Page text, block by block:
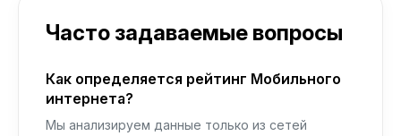
Часто задаваемые вопросы
Как определяется рейтинг Мобильного
интернета?
Мы анализируем данные только из сетей